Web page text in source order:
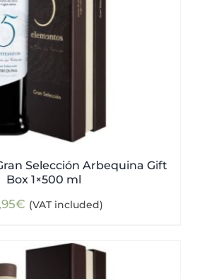
Selección Arbequina Gift
Box 1×500 ml
€ (VAT included)